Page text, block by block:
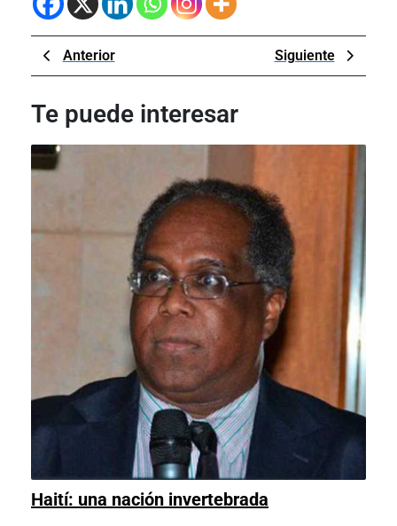
Navegación
de
entradas
AnteriorPrevious
Post
Siguiente
Post
Te puede interesar
Haití: una nación invertebrada